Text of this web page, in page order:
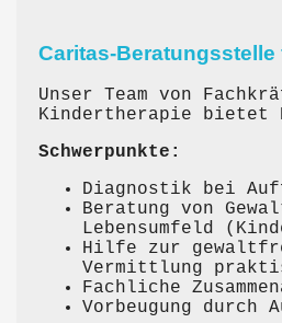
Caritas-
Unser Team von
Kindertherapie bietet
Schwerpunkte:
Diagnostik bei
Beratung von
Lebensumfeld
Hilfe zur
Vermittlung
Fachliche
Vorbeugung durch